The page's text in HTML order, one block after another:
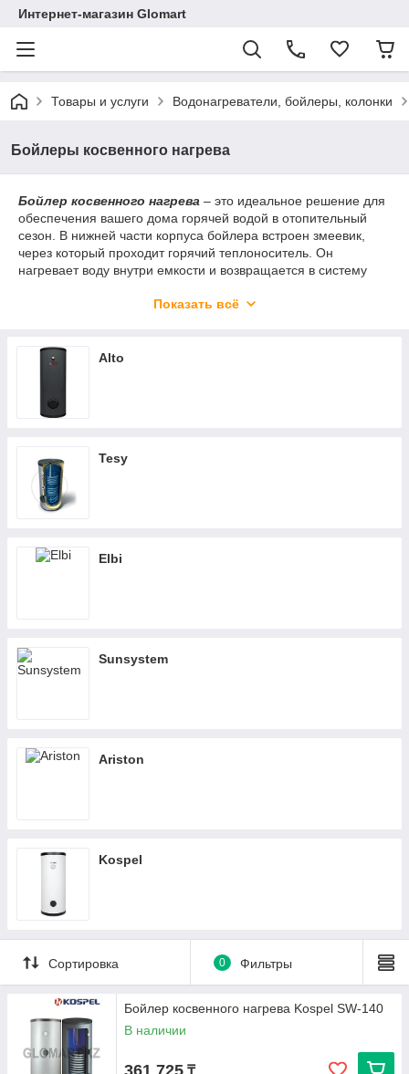
Интернет-магазин Glomart
Товары и услуги Водонагреватели, бойлеры, колонки
Бойлеры косвенного нагрева
Бойлер косвенного нагрева – это идеальное решение для
обеспечения вашего дома горячей водой в отопительный
сезон. В нижней части корпуса бойлера встроен змеевик,
через который проходит горячий теплоноситель. Он
нагревает воду внутри емкости и возвращается в систему
бойлера надежно утеплен, что позволяет дольше сохранять
Показать всё
Alto
Tesy
Elbi
Sunsystem
Ariston
Kospel
Сортировка 0 Фильтры
Бойлер косвенного нагрева Kospel SW-140
В наличии
361 725 ₸